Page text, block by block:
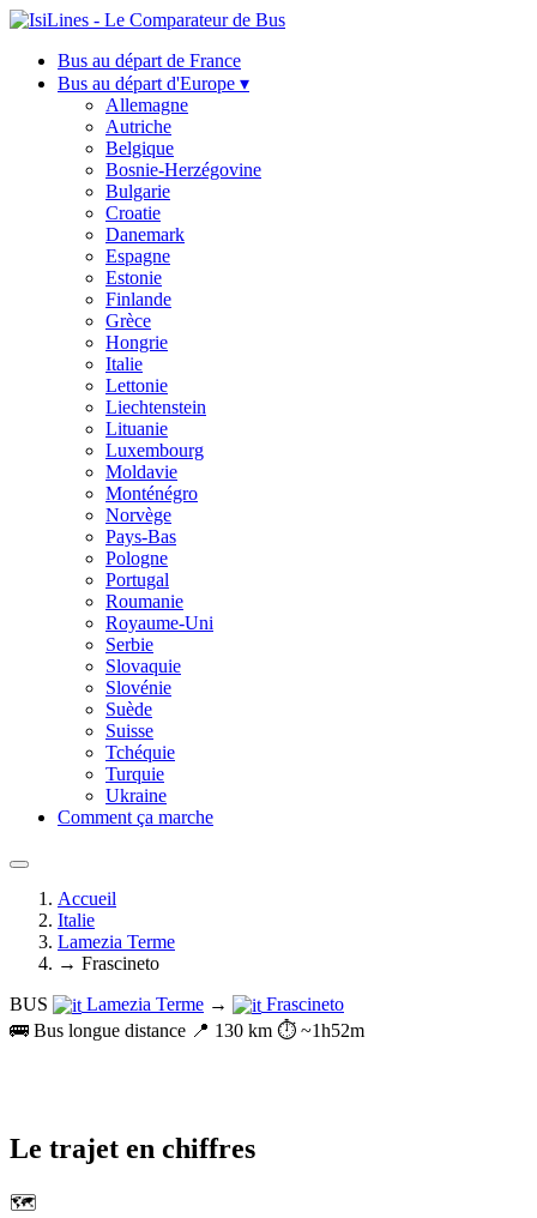
Bus au départ de France
Bus au départ d'Europe ▾
Allemagne
Autriche
Belgique
Bosnie-Herzégovine
Bulgarie
Croatie
Danemark
Espagne
Estonie
Finlande
Grèce
Hongrie
Italie
Lettonie
Liechtenstein
Lituanie
Luxembourg
Moldavie
Monténégro
Norvège
Pays-Bas
Pologne
Portugal
Roumanie
Royaume-Uni
Serbie
Slovaquie
Slovénie
Suède
Suisse
Tchéquie
Turquie
Ukraine
Comment ça marche
Accueil
Italie
Lamezia Terme
→ Frascineto
BUS
Lamezia Terme →
Frascineto
🚌 Bus longue distance 📍 130 km ⏱️ ~1h52m
Le trajet en chiffres
🗺️